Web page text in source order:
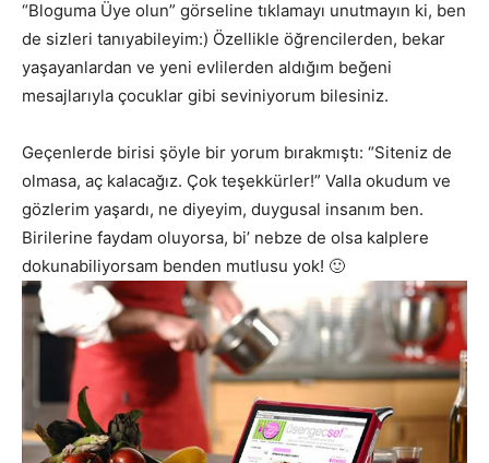
“Bloguma Üye olun” görseline tıklamayı unutmayın ki, ben
de sizleri tanıyabileyim:) Özellikle öğrencilerden, bekar
yaşayanlardan ve yeni evlilerden aldığım beğeni
mesajlarıyla çocuklar gibi seviniyorum bilesiniz.
Geçenlerde birisi şöyle bir yorum bırakmıştı: “Siteniz de
olmasa, aç kalacağız. Çok teşekkürler!” Valla okudum ve
gözlerim yaşardı, ne diyeyim, duygusal insanım ben.
Birilerine faydam oluyorsa, bi’ nebze de olsa kalplere
dokunabiliyorsam benden mutlusu yok! 🙂